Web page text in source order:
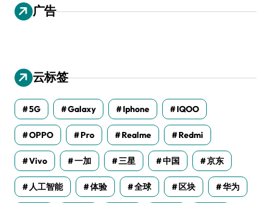
广告
云标签
5G Galaxy Iphone IQOO
OPPO Pro Realme Redmi
Vivo 一加 三星 中国 京东
人工智能 体验 全球 区块 华为